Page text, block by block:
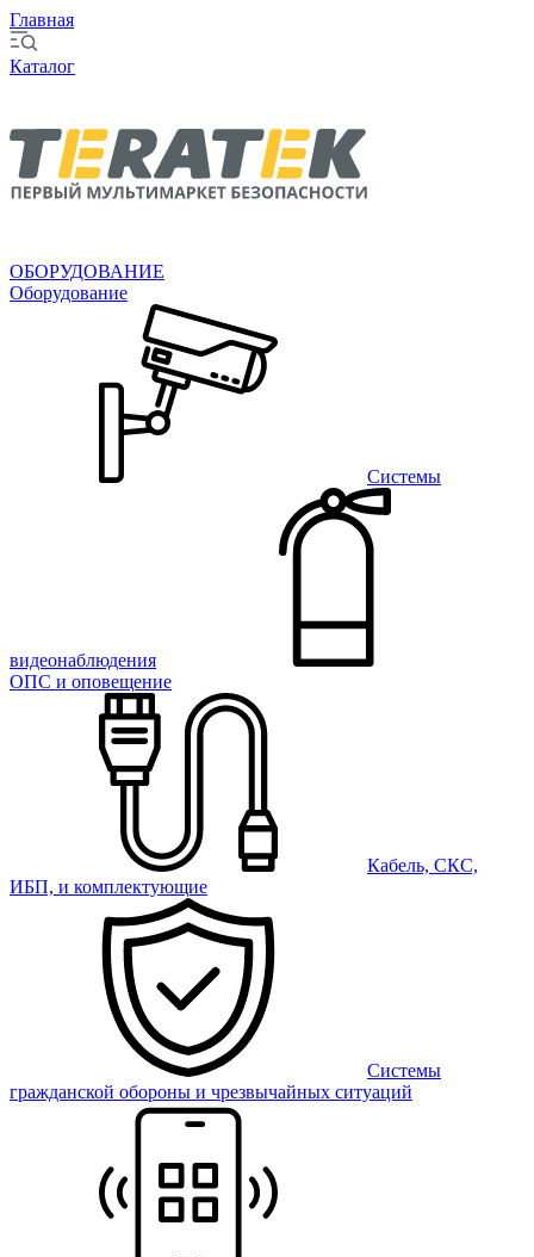
Главная
Каталог
ОБОРУДОВАНИЕ
Оборудование
Системы
видеонаблюдения
ОПС и оповещение
Кабель, СКС,
ИБП, и комплектующие
Системы
гражданской обороны и чрезвычайных ситуаций